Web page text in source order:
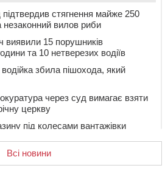
стягнення майже 250
незаконний вилов риби
виявили 15 порушників
та 10 нетверезих водіїв
збила пішохода, який
через суд вимагає взяти
церкву
під колесами вантажівки
для приватизації
у центрі міста
Всі новини